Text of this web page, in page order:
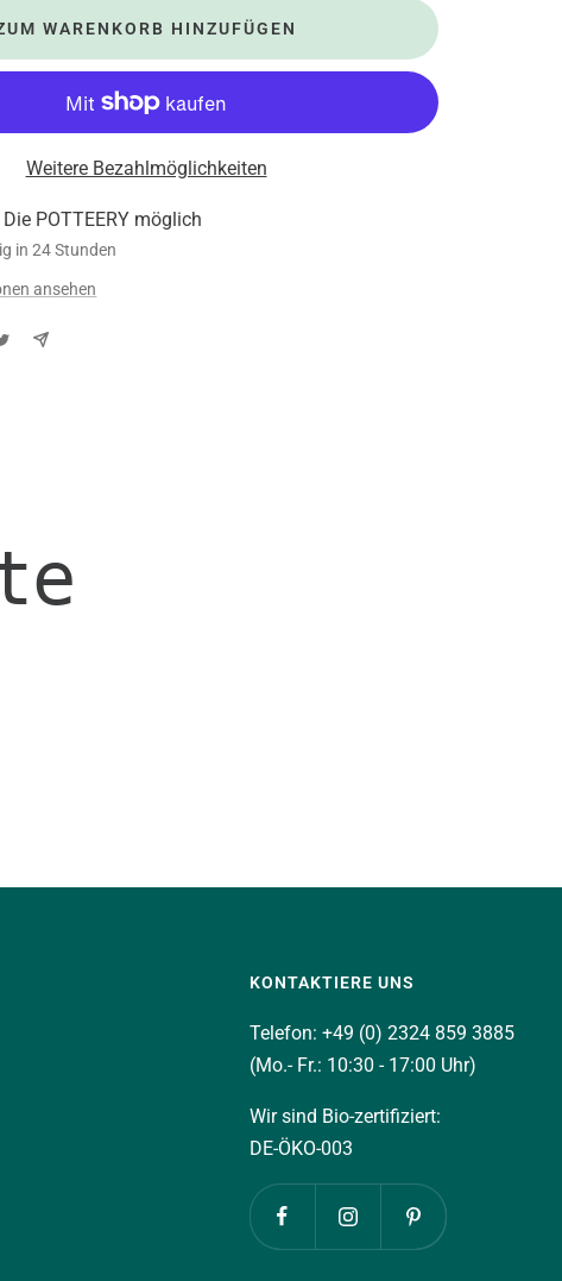
WARENKORB HINZUFÜGEN
Weitere Bezahlmöglichkeiten
POTTEERY möglich
in 24 Stunden
ansehen
KONTAKTIERE UNS
Telefon: +49 (0) 2324 859 3885
(Mo.- Fr.: 10:30 - 17:00 Uhr)
Wir sind Bio-zertifiziert:
DE-ÖKO-003